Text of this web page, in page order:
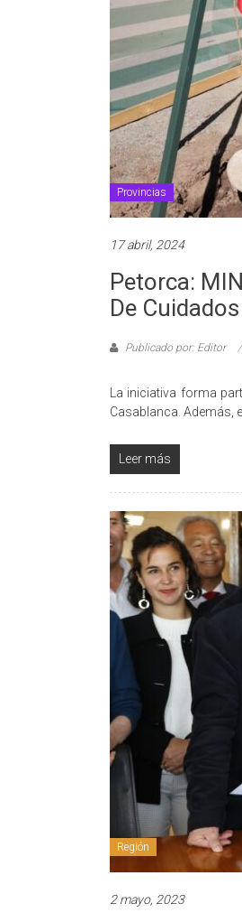
Provincias
17 abril, 2024
Petorca:
De
Publicado por: Editor
La iniciativa forma
Casablanca. Además, el
Leer más
Región
2 mayo, 2023